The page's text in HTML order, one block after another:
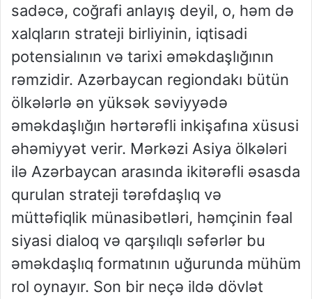
sadəcə, coğrafi anlayış deyil, o, həm də
xalqların strateji birliyinin, iqtisadi
potensialının və tarixi əməkdaşlığının
rəmzidir. Azərbaycan regiondakı bütün
ölkələrlə ən yüksək səviyyədə
əməkdaşlığın hərtərəfli inkişafına xüsusi
əhəmiyyət verir. Mərkəzi Asiya ölkələri
ilə Azərbaycan arasında ikitərəfli əsasda
qurulan strateji tərəfdaşlıq və
müttəfiqlik münasibətləri, həmçinin fəal
siyasi dialoq və qarşılıqlı səfərlər bu
əməkdaşlıq formatının uğurunda mühüm
rol oynayır. Son bir neçə ildə dövlət